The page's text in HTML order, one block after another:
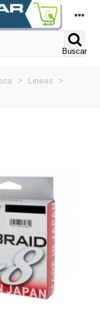
Buscar
> Lineas
>